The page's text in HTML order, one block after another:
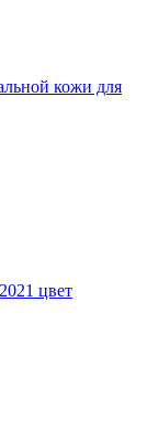
кожи для
цвет